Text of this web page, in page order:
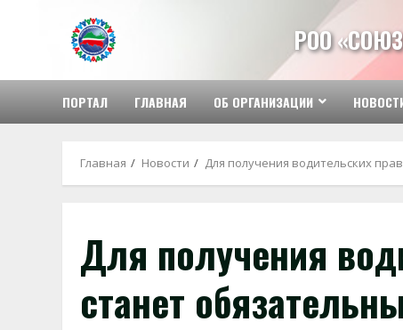
содержимому
РОО
ПОРТАЛ ГЛАВНАЯ ОБ ОРГАНИЗАЦИИ
Главная Новости Для получения водительских
Для получения
станет